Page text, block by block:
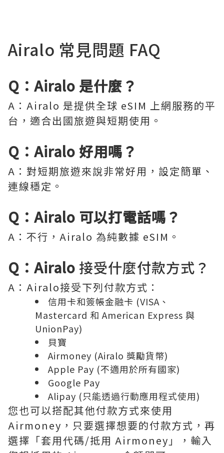
Airalo 常見問題 FAQ
Q：Airalo 是什麼？
A：Airalo 是提供全球 eSIM 上網服務的平
台，適合出國旅遊與短期使用。
Q：Airalo 好用嗎？
A：對短期旅遊來說非常好用，設定簡單、
連線穩定。
Q：Airalo 可以打電話嗎？
A：不行，Airalo 為純數據 eSIM。
Q：Airalo 接受什麼付款方式？
A：Airalo接受下列付款方式：
信用卡和簽帳金融卡 (VISA、
Mastercard 和 American Express 與
UnionPay)
貝寶
Airmoney (Airalo 獎勵貨幣)
Apple Pay (不適用於所有國家)
Google Pay
Alipay (只能透過行動應用程式使用)
您也可以搭配其他付款方式來使用
Airmoney，只要選擇想要的付款方式，再
選擇「套用代碼/抵用 Airmoney」，輸入